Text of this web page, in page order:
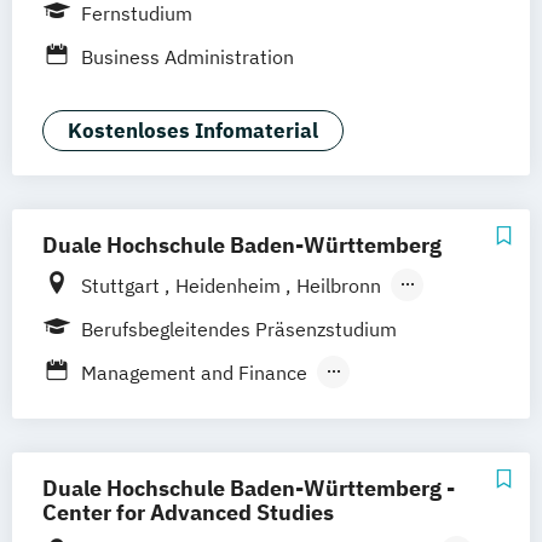
Hamburg Hannover
Kaiserslautern/Kusel Kiel
Ludwigshafen/Diez München
Online-Fernstudium Regensburg Stade
Stuttgart Köln
Offenbach bei Frankfurt am Main
Schwarzheide/Oberspreewald-Lausitz bei
Fernstudium
Business Administration
Kostenloses Infomaterial
Duale Hochschule Baden-Württemberg
Stuttgart Heidenheim
Heilbronn
Mannheim
Ravensburg
Mosbach
Berufsbegleitendes Präsenzstudium
Management and Finance
Duale Hochschule Baden-Württemberg -
Center for Advanced Studies